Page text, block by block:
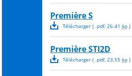
Première S
Télécharger( .pdf, 26.41 ko)
Première STI2D
Télécharger( .pdf, 23.55 ko)